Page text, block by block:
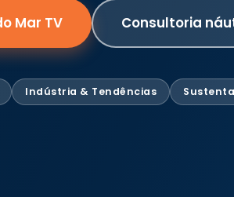
Mar TV Consultoria
Indústria & Tendências